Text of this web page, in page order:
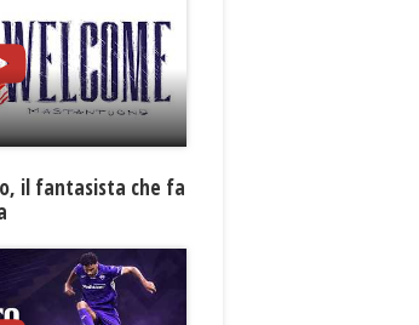
il fantasista che fa